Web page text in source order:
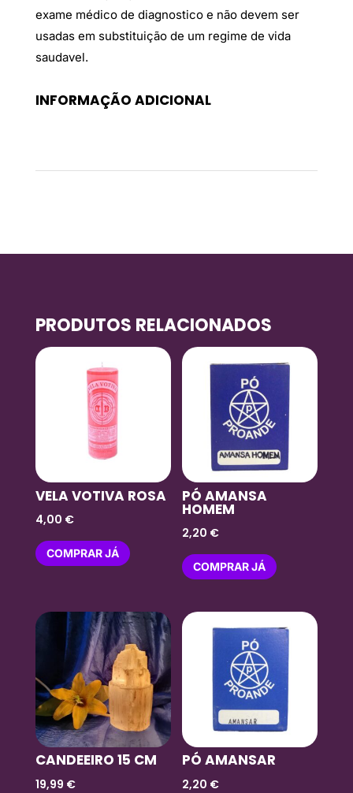
exame médico de diagnostico e não devem ser
usadas em substituição de um regime de vida
saudavel.
INFORMAÇÃO ADICIONAL
PRODUTOS RELACIONADOS
VELA VOTIVA ROSA
4,00 €
COMPRAR JÁ
PÓ AMANSA
HOMEM
2,20 €
COMPRAR JÁ
CANDEEIRO 15 CM
19,99 €
PÓ AMANSAR
2,20 €